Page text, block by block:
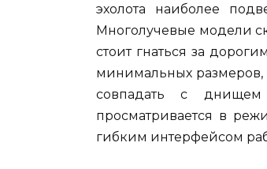
эхолота наиболее
Многолучевые модели
стоит гнаться за
минимальных размеров,
совпадать с днищем
просматривается в
гибким интерфейсом